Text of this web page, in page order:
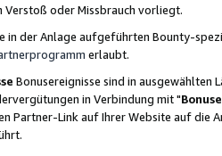
Verstoß oder Missbrauch vorliegt.
in der Anlage aufgeführten Bounty-
erlaubt.
Bonusereignisse sind in ausgewählten
in Verbindung mit "
Partner-Link auf Ihrer Website auf die